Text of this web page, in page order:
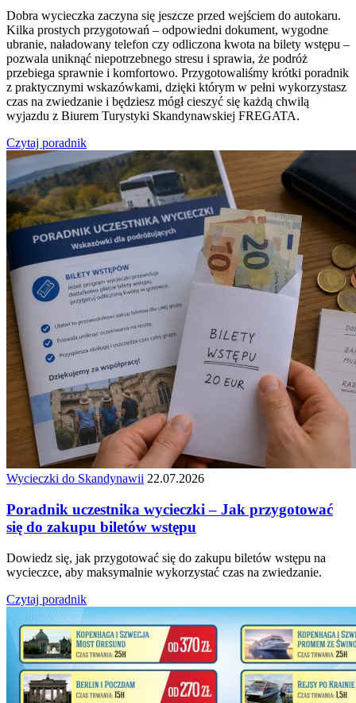
Dobra wycieczka zaczyna się jeszcze przed wejściem do autokaru.
Kilka prostych przygotowań – odpowiedni dokument, wygodne
ubranie, naładowany telefon czy odliczona kwota na bilety wstępu –
pozwala uniknąć niepotrzebnego stresu i sprawia, że podróż
przebiega sprawnie i komfortowo. Przygotowaliśmy krótki poradnik
z praktycznymi wskazówkami, dzięki którym w pełni wykorzystasz
czas na zwiedzanie i będziesz mógł cieszyć się każdą chwilą
wyjazdu z Biurem Turystyki Skandynawskiej FREGATA.
Czytaj poradnik
Wycieczki do Skandynawii 22.07.2026
Poradnik uczestnika wycieczki – Jak przygotować
się do zakupu biletów wstępu
Dowiedz się, jak przygotować się do zakupu biletów wstępu na
wycieczce, aby maksymalnie wykorzystać czas na zwiedzanie.
Czytaj poradnik